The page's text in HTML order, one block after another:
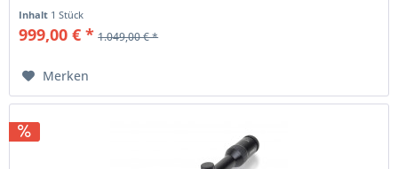
Inhalt 1 Stück
999,00 € * 1.049,00 € *
Merken